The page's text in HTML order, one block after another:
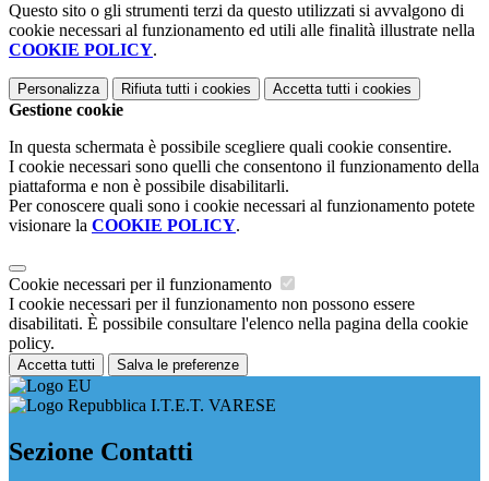
Questo sito o gli strumenti terzi da questo utilizzati si avvalgono di
cookie necessari al funzionamento ed utili alle finalità illustrate nella
COOKIE POLICY.
Personalizza Rifiuta tutti i cookies Accetta tutti i cookies
Gestione cookie
In questa schermata è possibile scegliere quali cookie consentire.
I cookie necessari sono quelli che consentono il funzionamento della
piattaforma e non è possibile disabilitarli.
Per conoscere quali sono i cookie necessari al funzionamento potete
visionare la COOKIE POLICY.
Cookie necessari per il funzionamento
I cookie necessari per il funzionamento non possono essere
disabilitati. È possibile consultare l'elenco nella pagina della cookie
policy.
Accetta tutti Salva le preferenze
I.T.E.T. VARESE
Sezione Contatti